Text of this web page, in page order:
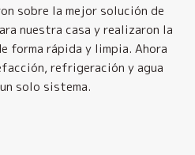
sobre la mejor solución de
nuestra casa y realizaron la
forma rápida y limpia. Ahora
refrigeración y agua
solo sistema.